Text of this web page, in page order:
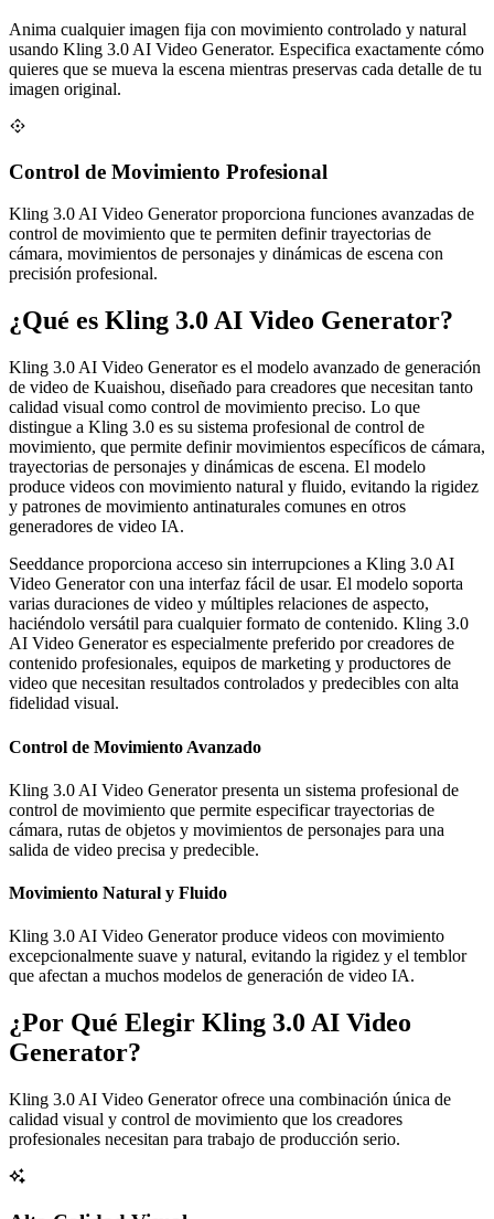
Anima cualquier imagen fija con movimiento controlado y natural
usando Kling 3.0 AI Video Generator. Especifica exactamente cómo
quieres que se mueva la escena mientras preservas cada detalle de tu
imagen original.
Control de Movimiento Profesional
Kling 3.0 AI Video Generator proporciona funciones avanzadas de
control de movimiento que te permiten definir trayectorias de
cámara, movimientos de personajes y dinámicas de escena con
precisión profesional.
¿Qué es Kling 3.0 AI Video Generator?
Kling 3.0 AI Video Generator es el modelo avanzado de generación
de video de Kuaishou, diseñado para creadores que necesitan tanto
calidad visual como control de movimiento preciso. Lo que
distingue a Kling 3.0 es su sistema profesional de control de
movimiento, que permite definir movimientos específicos de cámara,
trayectorias de personajes y dinámicas de escena. El modelo
produce videos con movimiento natural y fluido, evitando la rigidez
y patrones de movimiento antinaturales comunes en otros
generadores de video IA.
Seeddance proporciona acceso sin interrupciones a Kling 3.0 AI
Video Generator con una interfaz fácil de usar. El modelo soporta
varias duraciones de video y múltiples relaciones de aspecto,
haciéndolo versátil para cualquier formato de contenido. Kling 3.0
AI Video Generator es especialmente preferido por creadores de
contenido profesionales, equipos de marketing y productores de
video que necesitan resultados controlados y predecibles con alta
fidelidad visual.
Control de Movimiento Avanzado
Kling 3.0 AI Video Generator presenta un sistema profesional de
control de movimiento que permite especificar trayectorias de
cámara, rutas de objetos y movimientos de personajes para una
salida de video precisa y predecible.
Movimiento Natural y Fluido
Kling 3.0 AI Video Generator produce videos con movimiento
excepcionalmente suave y natural, evitando la rigidez y el temblor
que afectan a muchos modelos de generación de video IA.
¿Por Qué Elegir Kling 3.0 AI Video
Generator?
Kling 3.0 AI Video Generator ofrece una combinación única de
calidad visual y control de movimiento que los creadores
profesionales necesitan para trabajo de producción serio.